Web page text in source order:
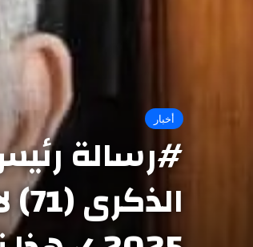
أخبار
#رسالة